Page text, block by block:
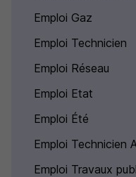
Emploi Gaz
Emploi Technicien
Emploi Réseau
Emploi Etat
Emploi Été
Emploi Technicien
Emploi Travaux